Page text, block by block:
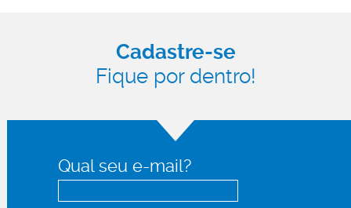
Cadastre-se
Fique por dentro!
Qual seu e-mail?